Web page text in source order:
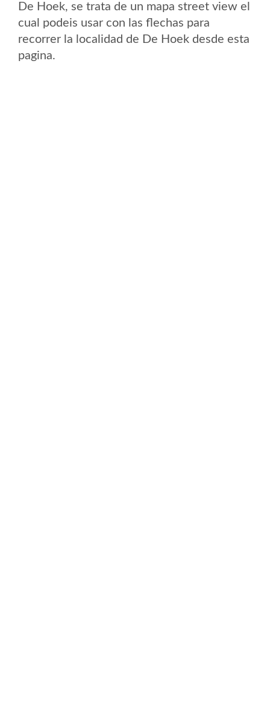
De Hoek, se trata de un mapa street view el
cual podeis usar con las flechas para
recorrer la localidad de De Hoek desde esta
pagina.